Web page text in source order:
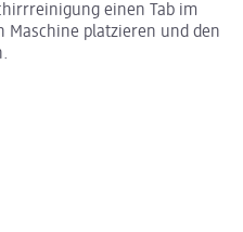
einen Tab im
Maschine platzieren und den